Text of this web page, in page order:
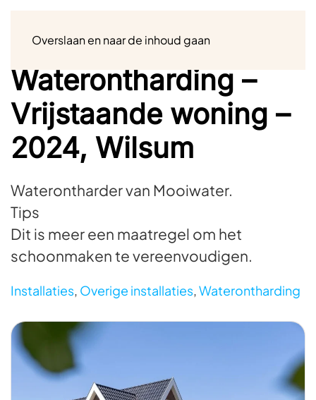
Overslaan en naar de inhoud gaan
Waterontharding –
Vrijstaande woning –
2024, Wilsum
Waterontharder van Mooiwater.
Tips
Dit is meer een maatregel om het
schoonmaken te vereenvoudigen.
Installaties, Overige installaties,Waterontharding